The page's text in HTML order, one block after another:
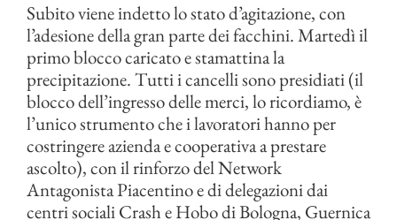
Subito viene indetto lo stato d’agitazione, con
l’adesione della gran parte dei facchini. Martedì il
primo blocco caricato e stamattina la
precipitazione. Tutti i cancelli sono presidiati (il
blocco dell’ingresso delle merci, lo ricordiamo, è
l’unico strumento che i lavoratori hanno per
costringere azienda e cooperativa a prestare
ascolto), con il rinforzo del Network
Antagonista Piacentino e di delegazioni dai
centri sociali Crash e Hobo di Bologna, Guernica